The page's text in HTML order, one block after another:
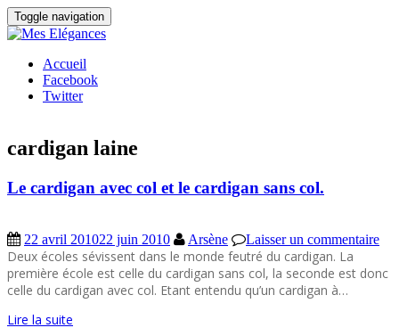
Toggle navigation
Accueil
Facebook
Twitter
cardigan laine
Le cardigan avec col et le cardigan sans col.
22 avril 201022 juin 2010 Arsène Laisser un commentaire
Deux écoles sévissent dans le monde feutré du cardigan. La
première école est celle du cardigan sans col, la seconde est donc
celle du cardigan avec col. Etant entendu qu’un cardigan à…
Lire la suite